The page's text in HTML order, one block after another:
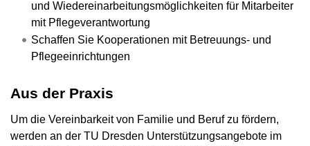
und Wiedereinarbeitungsmöglichkeiten für Mitarbeiter
mit Pflegeverantwortung
Schaffen Sie Kooperationen mit Betreuungs- und
Pflegeeinrichtungen
Aus der Praxis
Um die Vereinbarkeit von Familie und Beruf zu fördern,
werden an der TU Dresden Unterstützungsangebote im